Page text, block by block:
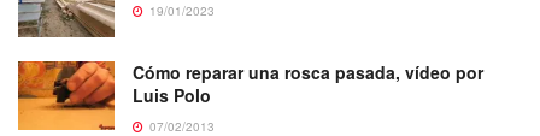
19/01/2023
Cómo reparar una rosca pasada, vídeo por
Luis Polo
07/02/2013